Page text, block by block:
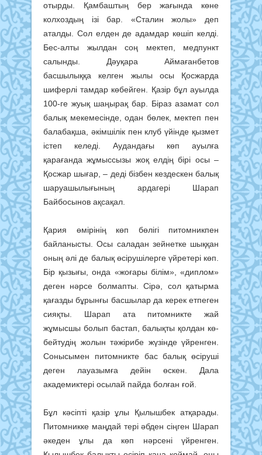
отырды. Қамбаштың бер жағында көне
колхоздың ізі бар. «Сталин жолы» деп
аталды. Сол елден де адамдар көшіп келді.
Бес-алты жылдан соң мектеп, медпункт
салынды. Дәуқара Аймағанбетов
басшылыққа келген жылы осы Қосжарда
шиферлі там­дар көбейген. Қазір бұл ауылда
100-ге жуық шаңырақ бар. Біраз аза­мат сол
балық мекемесінде, одан бөлек, мектеп пен
балабақша, әкім­шілік пен клуб үйінде қызмет
істеп келеді. Аудандағы көп ауылға
қарағанда жұмыссызы жоқ елдің бірі осы –
Қосжар шығар, – деді бізбен кездескен балық
шаруашылығының ардагері Шарап
Байбосынов ақсақал.
Қария өмірінің көп бөлігі питом­никпен
байланысты. Осы саладан зейнетке шыққан
оның әлі де ба­лық өсірушілерге үйретері көп.
Бір қызығы, онда «жоғары білім», «дип­лом»
деген нәрсе болмапты. Сірә, сол қатырма
қағазды бұрынғы басшылар да керек етпеген
сияқты. Шарап ата питомникте жай
жұмысшы болып бастап, балықты қолдан кө­
бейтудің жолын тәжірибе жүзінде үйренген.
Сонысымен питомникте бас балық өсіруші
деген лауазымға дейін өскен. Дала
академиктері осылай пайда болған ғой.
Бұл кәсіпті қазір ұлы Қылышбек атқарады.
Питомникке маңдай тері әбден сіңген Шарап
әкеден ұлы да көп нәрсені үйренген.